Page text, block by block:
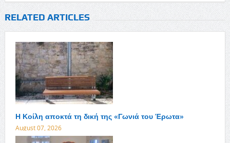
RELATED ARTICLES
Η Κοίλη αποκτά τη δική της «Γωνιά του Έρωτα»
August 07, 2026